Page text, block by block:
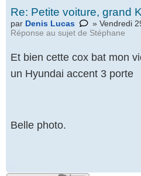
Re: Petite voiture, grand
par Denis Lucas
» Vendredi
Réponse au sujet de Stéphane
Et bien cette cox bat mon
un Hyundai accent 3 porte
Belle photo.